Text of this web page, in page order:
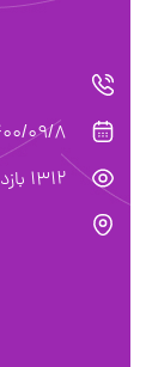
09/8 - 09:03
1312 بازدید